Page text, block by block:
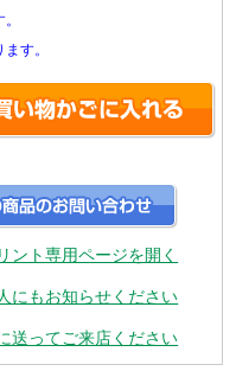
す。
ント専用ページを開く
にもお知らせください
送ってご来店ください